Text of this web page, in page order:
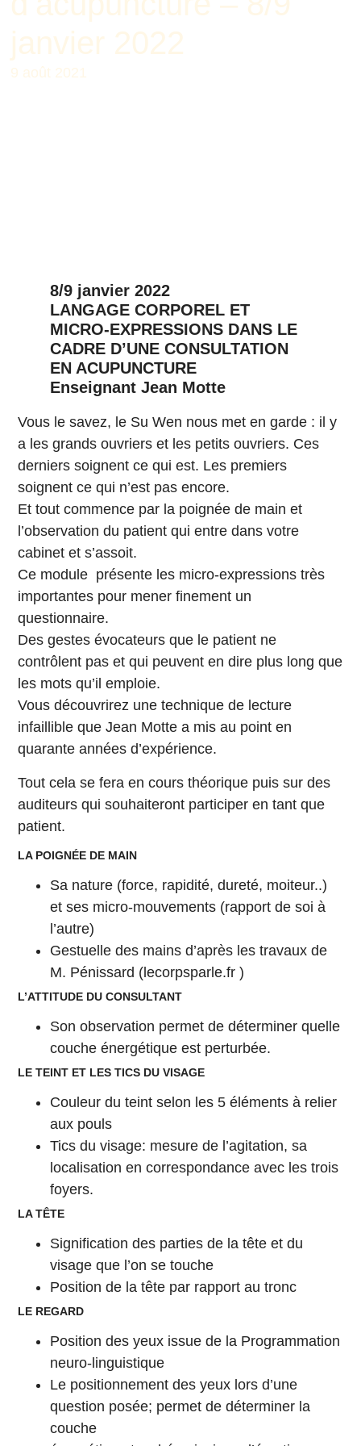
janvier 2022
9 août 2021
8/9 janvier 2022
LANGAGE CORPOREL ET
MICRO-EXPRESSIONS DANS LE
CADRE D’UNE CONSULTATION
EN ACUPUNCTURE
Enseignant Jean Motte
Vous le savez, le Su Wen nous met en garde : il y
a les grands ouvriers et les petits ouvriers. Ces
derniers soignent ce qui est. Les premiers
soignent ce qui n’est pas encore.
Et tout commence par la poignée de main et
l’observation du patient qui entre dans votre
cabinet et s’assoit.
Ce module présente les micro-expressions très
importantes pour mener finement un
questionnaire.
Des gestes évocateurs que le patient ne
contrôlent pas et qui peuvent en dire plus long que
les mots qu’il emploie.
Vous découvrirez une technique de lecture
infaillible que Jean Motte a mis au point en
quarante années d’expérience.
Tout cela se fera en cours théorique puis sur des
auditeurs qui souhaiteront participer en tant que
patient.
LA POIGNÉE DE MAIN
Sa nature (force, rapidité, dureté, moiteur..)
et ses micro-mouvements (rapport de soi à
l’autre)
Gestuelle des mains d’après les travaux de
M. Pénissard (lecorpsparle.fr )
L’ATTITUDE DU CONSULTANT
Son observation permet de déterminer quelle
couche énergétique est perturbée.
LE TEINT ET LES TICS DU VISAGE
Couleur du teint selon les 5 éléments à relier
aux pouls
Tics du visage: mesure de l’agitation, sa
localisation en correspondance avec les trois
foyers.
LA TÊTE
Signification des parties de la tête et du
visage que l’on se touche
Position de la tête par rapport au tronc
LE REGARD
Position des yeux issue de la Programmation
neuro-linguistique
Le positionnement des yeux lors d’une
question posée; permet de déterminer la
couche